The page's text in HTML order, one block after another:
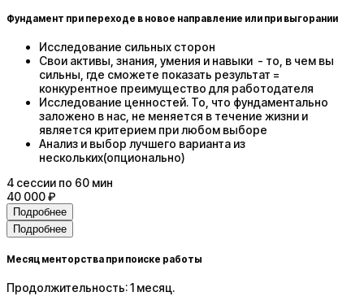
Фундамент при переходе в новое направление или при выгорании
Исследование сильных сторон
Свои активы, знания, умения и навыки - то, в чем вы
сильны, где сможете показать результат =
конкурентное преимущество для работодателя
Исследование ценностей. То, что фундаментально
заложено в нас, не меняется в течение жизни и
является критерием при любом выборе
Анализ и выбор лучшего варианта из
нескольких(опционально)
4 сессии по 60 мин
40 000 ₽
Подробнее
Подробнее
Месяц менторства при поиске работы
Продолжительность: 1 месяц.